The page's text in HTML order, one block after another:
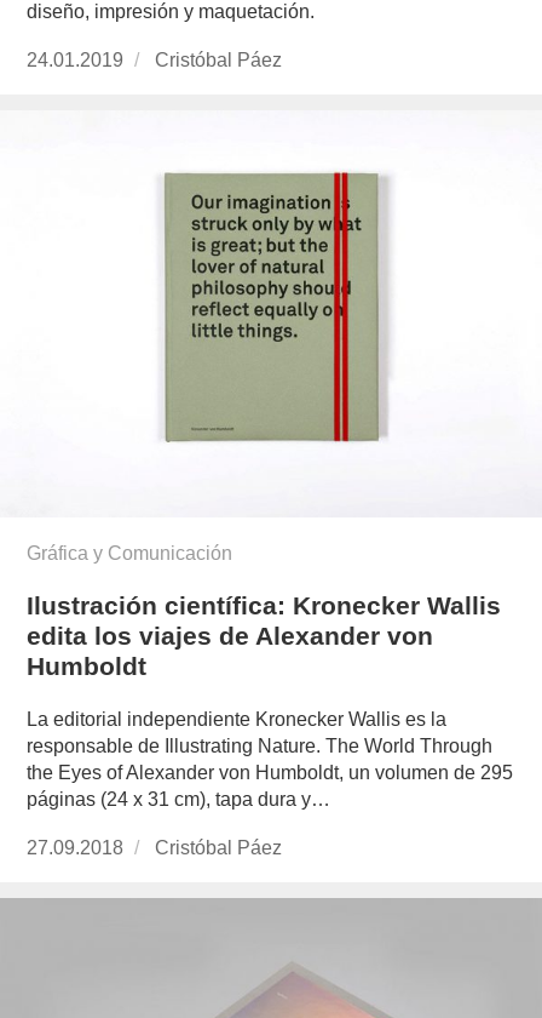
diseño, impresión y maquetación.
Publicado
24.01.2019
https://www.experimenta.es/author/cristobal-
Cristóbal Páez
Gráfica y Comunicación
Ilustración científica: Kronecker Wallis
edita los viajes de Alexander von
Humboldt
La editorial independiente Kronecker Wallis es la
responsable de Illustrating Nature. The World Through
the Eyes of Alexander von Humboldt, un volumen de 295
páginas (24 x 31 cm), tapa dura y…
Publicado
27.09.2018
https://www.experimenta.es/author/cristobal-
Cristóbal Páez